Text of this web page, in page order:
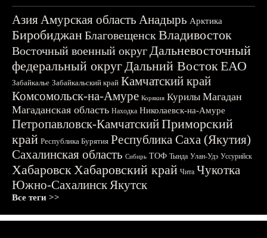
АзияАмурская область Анадырь Арктика
БиробиджанБлаговещенскВладивосток
Восточный военный округДальневосточный
федеральный округДальний ВостокЕАО
Забайкалье Забайкальский край Камчатский край
Комсомольск-на-Амуре Корякия Курилы Магадан
Магаданская область Находка Николаевск-на-Амуре
Петропавловск-КамчатскийПриморский
край Республика Бурятия Республика Саха (Якутия)
Сахалинская область Сибирь ТОФ Тында Улан-Удэ Уссурийск
ХабаровскХабаровский край Чита Чукотка
Южно-СахалинскЯкутск
Все теги >>